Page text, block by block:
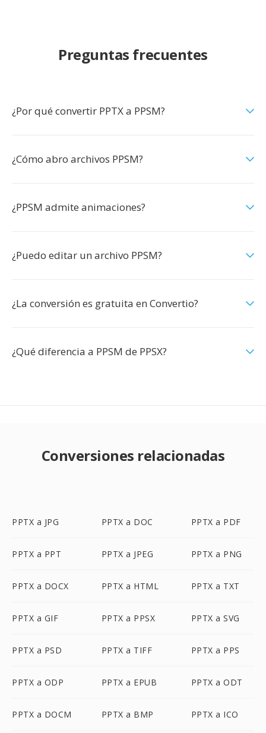
Preguntas frecuentes
¿Por qué convertir PPTX a PPSM?
¿Cómo abro archivos PPSM?
¿PPSM admite animaciones?
¿Puedo editar un archivo PPSM?
¿La conversión es gratuita en Convertio?
¿Qué diferencia a PPSM de PPSX?
Conversiones relacionadas
PPTX a JPG PPTX a DOC PPTX a PDF
PPTX a PPT PPTX a JPEG PPTX a PNG
PPTX a DOCX PPTX a HTML PPTX a TXT
PPTX a GIF PPTX a PPSX PPTX a SVG
PPTX a PSD PPTX a TIFF PPTX a PPS
PPTX a ODP PPTX a EPUB PPTX a ODT
PPTX a DOCM PPTX a BMP PPTX a ICO